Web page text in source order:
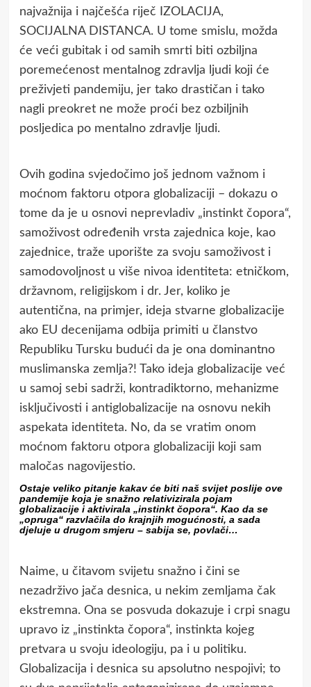
najvažnija i najčešća riječ IZOLACIJA,
SOCIJALNA DISTANCA. U tome smislu, možda
će veći gubitak i od samih smrti biti ozbiljna
poremećenost mentalnog zdravlja ljudi koji će
preživjeti pandemiju, jer tako drastičan i tako
nagli preokret ne može proći bez ozbiljnih
posljedica po mentalno zdravlje ljudi.
Ovih godina svjedočimo još jednom važnom i
moćnom faktoru otpora globalizaciji – dokazu o
tome da je u osnovi neprevladiv „instinkt čopora“,
samoživost određenih vrsta zajednica koje, kao
zajednice, traže uporište za svoju samoživost i
samodovoljnost u više nivoa identiteta: etničkom,
državnom, religijskom i dr. Jer, koliko je
autentična, na primjer, ideja stvarne globalizacije
ako EU decenijama odbija primiti u članstvo
Republiku Tursku budući da je ona dominantno
muslimanska zemlja?! Tako ideja globalizacije već
u samoj sebi sadrži, kontradiktorno, mehanizme
isključivosti i antiglobalizacije na osnovu nekih
aspekata identiteta. No, da se vratim onom
moćnom faktoru otpora globalizaciji koji sam
maločas nagovijestio.
Ostaje veliko pitanje kakav će biti naš svijet poslije ove
pandemije koja je snažno relativizirala pojam
globalizacije i aktivirala „instinkt čopora“. Kao da se
„opruga“ razvlačila do krajnjih mogućnosti, a sada
djeluje u drugom smjeru – sabija se, povlači…
Naime, u čitavom svijetu snažno i čini se
nezadrživo jača desnica, u nekim zemljama čak
ekstremna. Ona se posvuda dokazuje i crpi snagu
upravo iz „instinkta čopora“, instinkta kojeg
pretvara u svoju ideologiju, pa i u politiku.
Globalizacija i desnica su apsolutno nespojivi; to